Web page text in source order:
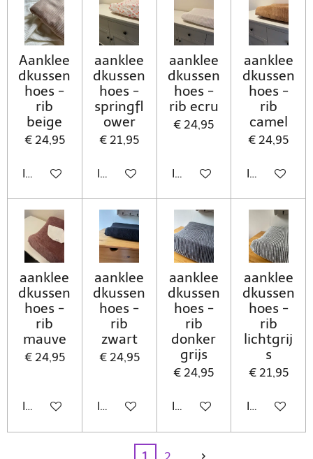
Aanklee
dkussen
hoes -
rib
beige
€ 24,95
In winkelwagen
aanklee
dkussen
hoes -
springfl
ower
€ 21,95
In winkelwagen
aanklee
dkussen
hoes -
rib ecru
€ 24,95
In winkelwagen
aanklee
dkussen
hoes -
rib
camel
€ 24,95
In
aanklee
dkussen
hoes -
rib
mauve
€ 24,95
In winkelwagen
aanklee
dkussen
hoes -
rib
zwart
€ 24,95
In winkelwagen
aanklee
dkussen
hoes -
rib
donker
grijs
€ 24,95
In winkelwagen
aanklee
dkussen
hoes -
rib
lichtgrij
s
€ 21,95
In